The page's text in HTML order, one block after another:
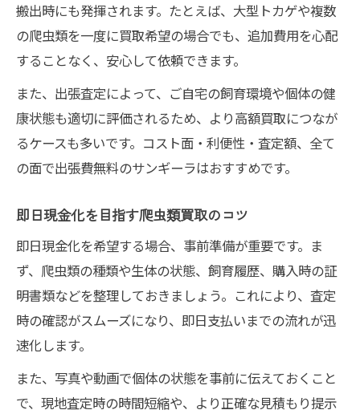
搬出時にも発揮されます。たとえば、大型トカゲや複数
の爬虫類を一度に買取希望の場合でも、追加費用を心配
することなく、安心して依頼できます。
また、出張査定によって、ご自宅の飼育環境や個体の健
康状態も適切に評価されるため、より高額買取につなが
るケースも多いです。コスト面・利便性・査定額、全て
の面で出張費無料のサンギーラはおすすめです。
即日現金化を目指す爬虫類買取のコツ
即日現金化を希望する場合、事前準備が重要です。ま
ず、爬虫類の種類や生体の状態、飼育履歴、購入時の証
明書類などを整理しておきましょう。これにより、査定
時の確認がスムーズになり、即日支払いまでの流れが迅
速化します。
また、写真や動画で個体の状態を事前に伝えておくこと
で、現地査定時の時間短縮や、より正確な見積もり提示